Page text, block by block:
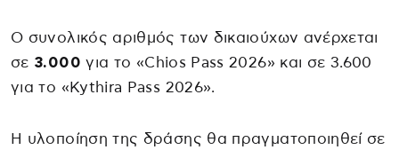
Ο συνολικός αριθμός των δικαιούχων ανέρχεται
σε 3.000 για το «Chios Pass 2026» και σε 3.600
για το «Kythira Pass 2026».
Η υλοποίηση της δράσης θα πραγματοποιηθεί σε